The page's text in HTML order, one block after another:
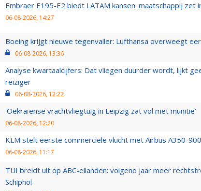
Embraer E195-E2 biedt LATAM kansen: maatschappij zet
06-08-2026, 14:27
Boeing krijgt nieuwe tegenvaller: Lufthansa overweegt
06-08-2026, 13:36
Analyse kwartaalcijfers: Dat vliegen duurder wordt, lijkt
reiziger
06-08-2026, 12:22
'Oekraïense vrachtvliegtuig in Leipzig zat vol met munitie'
06-08-2026, 12:20
KLM stelt eerste commerciële vlucht met Airbus A350-
06-08-2026, 11:17
TUI breidt uit op ABC-eilanden: volgend jaar meer
Schiphol